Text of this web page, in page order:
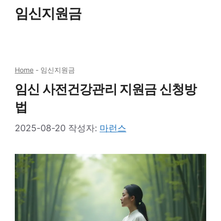
임신지원금
Home - 임신지원금
임신 사전건강관리 지원금 신청방
법
2025-08-20 작성자: 마런스